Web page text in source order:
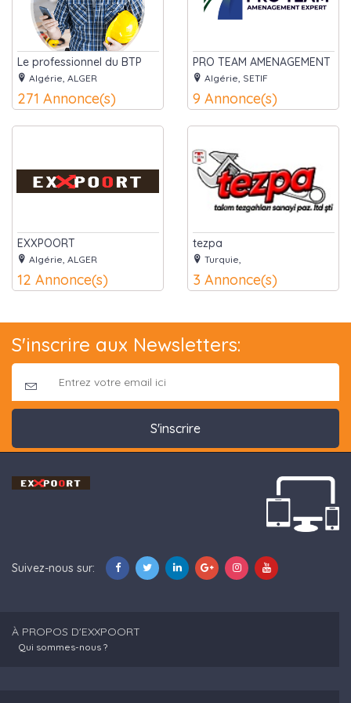
Le professionnel du BTP
Algérie, ALGER
271 Annonce(s)
PRO TEAM AMENAGEMENT
Algérie, SETIF
9 Annonce(s)
EXXPOORT
Algérie, ALGER
12 Annonce(s)
tezpa
Turquie,
3 Annonce(s)
S'inscrire aux Newsletters:
S'inscrire
Suivez-nous sur:
À PROPOS D'EXXPOORT
Qui sommes-nous ?